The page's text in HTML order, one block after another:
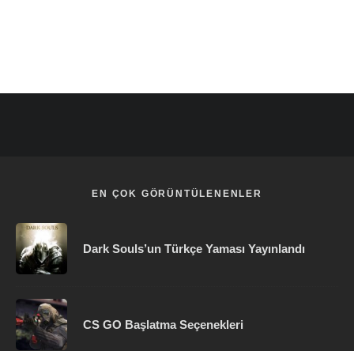
EN ÇOK GÖRÜNTÜLENENLER
Dark Souls’un Türkçe Yaması Yayınlandı
CS GO Başlatma Seçenekleri